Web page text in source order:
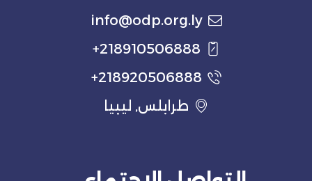
info@odp.org.ly
218910506888+
218920506888+
طرابلس, ليبيا